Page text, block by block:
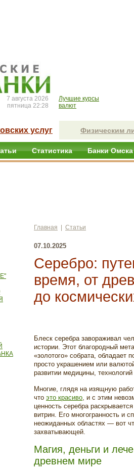
7 августа 2026
пятница 22:28
Лучшие курсы
валют
услуг Физическим
Статистика Банки Омска
Главная Статьи
07.10.2025
Серебро:
время, от
до
Блеск серебра завораживал
истории. Этот благородный
«золотого» собрата, обладает
просто украшением или
развитии медицины,
Многие, глядя на изящную
что это красиво, и с этим
ценность серебра
витрин. Его многогранность и
неожиданных областях — вот
захватывающей.
Магия, деньги и
древнем мире